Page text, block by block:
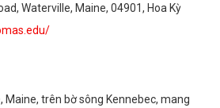
Waterville, Maine, 04901, Hoa Kỳ
Maine, trên bờ sông Kennebec, mang